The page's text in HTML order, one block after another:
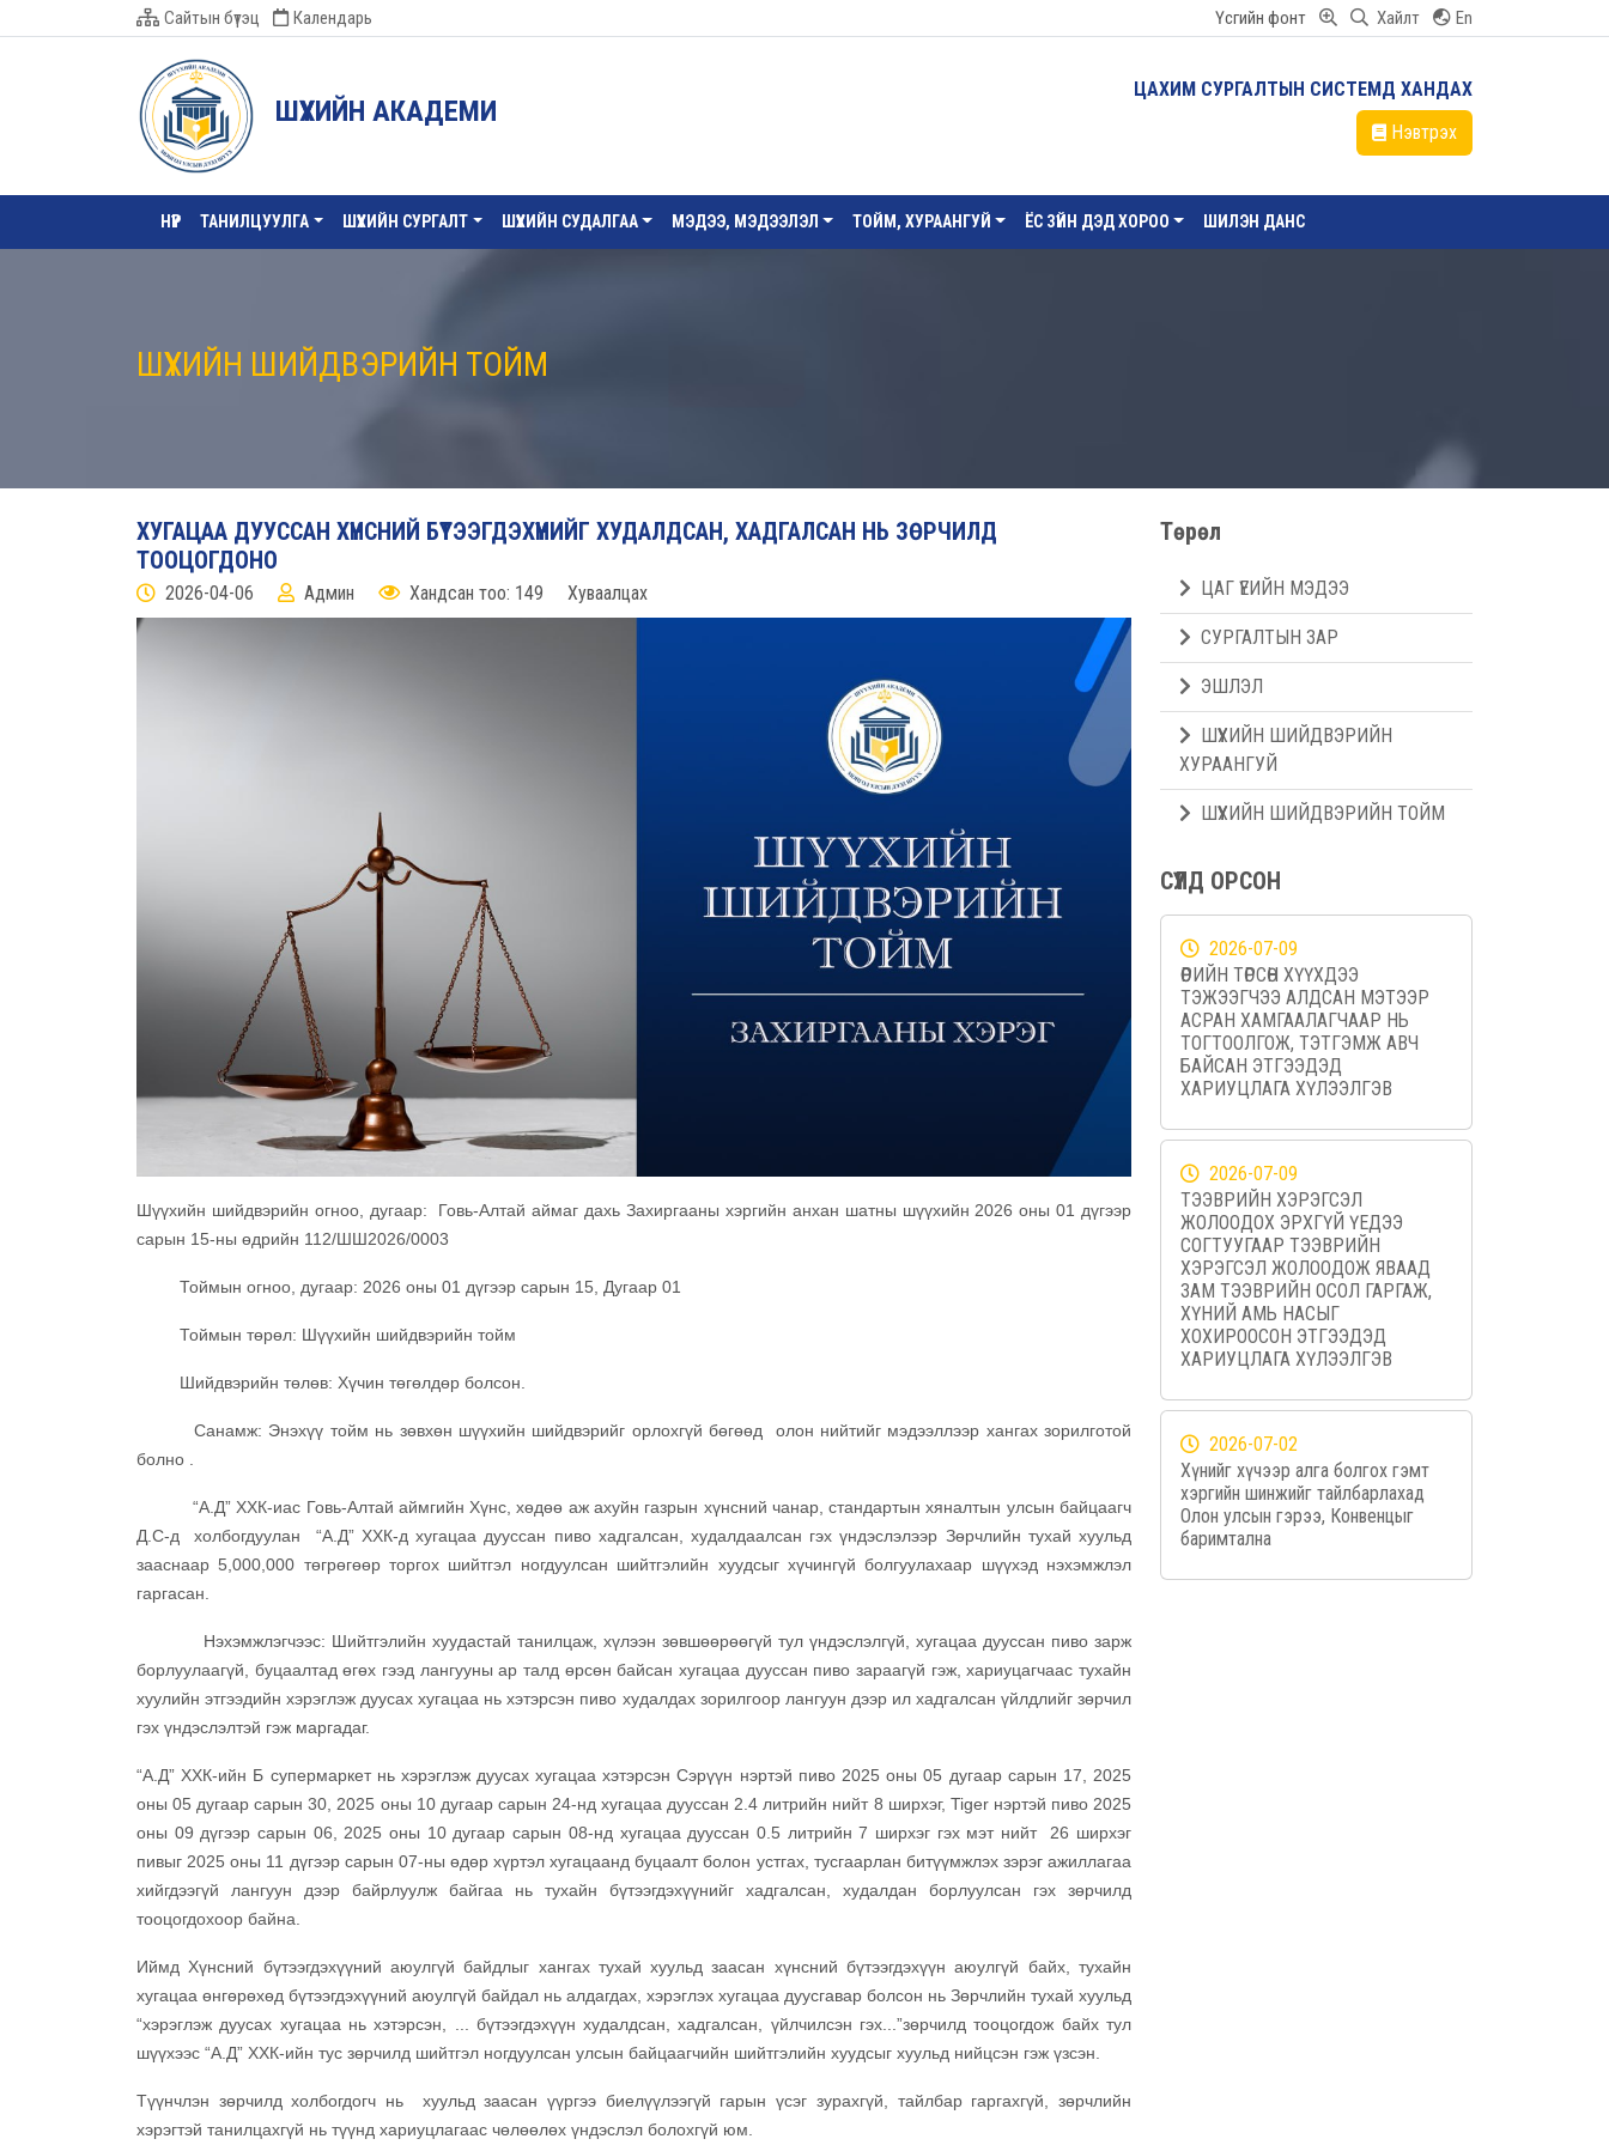
Сайтын бүтэц Календарь Үсгийн фонт Хайлт En
ШҮҮХИЙН АКАДЕМИ
ЦАХИМ СУРГАЛТЫН СИСТЕМД ХАНДАХ
Нэвтрэх
НҮҮР ТАНИЛЦУУЛГА ШҮҮХИЙН СУРГАЛТ ШҮҮХИЙН СУДАЛГАА МЭДЭЭ, МЭДЭЭЛЭЛ ТОЙМ, ХУРААНГУЙ ЁС ЗҮЙН ДЭД ХОРОО ШИЛЭН ДАНС
ШҮҮХИЙН ШИЙДВЭРИЙН ТОЙМ
ХУГАЦАА ДУУССАН ХҮНСНИЙ БҮТЭЭГДЭХҮҮНИЙГ ХУДАЛДСАН, ХАДГАЛСАН НЬ ЗӨРЧИЛД
ТООЦОГДОНО
2026-04-06 Админ Хандсан тоо: 149 Хуваалцах
Шүүхийн шийдвэрийн огноо, дугаар: Говь-Алтай аймаг дахь Захиргааны хэргийн анхан шатны шүүхийн 2026 оны 01 дүгээр
сарын 15-ны өдрийн 112/ШШ2026/0003
Тоймын огноо, дугаар: 2026 оны 01 дүгээр сарын 15, Дугаар 01
Тоймын төрөл: Шүүхийн шийдвэрийн тойм
Шийдвэрийн төлөв: Хүчин төгөлдөр болсон.
Санамж: Энэхүү тойм нь зөвхөн шүүхийн шийдвэрийг орлохгүй бөгөөд олон нийтийг мэдээллээр хангах зорилготой
болно .
“А.Д” ХХК-иас Говь-Алтай аймгийн Хүнс, хөдөө аж ахуйн газрын хүнсний чанар, стандартын хяналтын улсын байцаагч
Д.С-д холбогдуулан “А.Д” ХХК-д хугацаа дууссан пиво хадгалсан, худалдаалсан гэх үндэслэлээр Зөрчлийн тухай хуульд
зааснаар 5,000,000 төгрөгөөр торгох шийтгэл ногдуулсан шийтгэлийн хуудсыг хүчингүй болгуулахаар шүүхэд нэхэмжлэл
гаргасан.
Нэхэмжлэгчээс: Шийтгэлийн хуудастай танилцаж, хүлээн зөвшөөрөөгүй тул үндэслэлгүй, хугацаа дууссан пиво зарж
борлуулаагүй, буцаалтад өгөх гээд лангууны ар талд өрсөн байсан хугацаа дууссан пиво зараагүй гэж, хариуцагчаас тухайн
хуулийн этгээдийн хэрэглэж дуусах хугацаа нь хэтэрсэн пиво худалдах зорилгоор лангуун дээр ил хадгалсан үйлдлийг зөрчил
гэх үндэслэлтэй гэж маргадаг.
“А.Д” ХХК-ийн Б супермаркет нь хэрэглэж дуусах хугацаа хэтэрсэн Сэрүүн нэртэй пиво 2025 оны 05 дугаар сарын 17, 2025
оны 05 дугаар сарын 30, 2025 оны 10 дугаар сарын 24-нд хугацаа дууссан 2.4 литрийн нийт 8 ширхэг, Tiger нэртэй пиво 2025
оны 09 дүгээр сарын 06, 2025 оны 10 дугаар сарын 08-нд хугацаа дууссан 0.5 литрийн 7 ширхэг гэх мэт нийт 26 ширхэг
пивыг 2025 оны 11 дүгээр сарын 07-ны өдөр хүртэл хугацаанд буцаалт болон устгах, тусгаарлан битүүмжлэх зэрэг ажиллагаа
хийгдээгүй лангуун дээр байрлуулж байгаа нь тухайн бүтээгдэхүүнийг хадгалсан, худалдан борлуулсан гэх зөрчилд
тооцогдохоор байна.
Иймд Хүнсний бүтээгдэхүүний аюулгүй байдлыг хангах тухай хуульд заасан хүнсний бүтээгдэхүүн аюулгүй байх, тухайн
хугацаа өнгөрөхөд бүтээгдэхүүний аюулгүй байдал нь алдагдах, хэрэглэх хугацаа дуусгавар болсон нь Зөрчлийн тухай хуульд
“хэрэглэж дуусах хугацаа нь хэтэрсэн, ... бүтээгдэхүүн худалдсан, хадгалсан, үйлчилсэн гэх...”зөрчилд тооцогдож байх тул
шүүхээс “А.Д” ХХК-ийн тус зөрчилд шийтгэл ногдуулсан улсын байцаагчийн шийтгэлийн хуудсыг хуульд нийцсэн гэж үзсэн.
Түүнчлэн зөрчилд холбогдогч нь хуульд заасан үүргээ биелүүлээгүй гарын үсэг зурахгүй, тайлбар гаргахгүй, зөрчлийн
хэрэгтэй танилцахгүй нь түүнд хариуцлагаас чөлөөлөх үндэслэл болохгүй юм.
Төрөл
ЦАГ ҮЕИЙН МЭДЭЭ
СУРГАЛТЫН ЗАР
ЭШЛЭЛ
ШҮҮХИЙН ШИЙДВЭРИЙН
ХУРААНГУЙ
ШҮҮХИЙН ШИЙДВЭРИЙН ТОЙМ
СҮҮЛД ОРСОН
2026-07-09
ӨӨРИЙН ТӨРСӨН ХҮҮХДЭЭ
ТЭЖЭЭГЧЭЭ АЛДСАН МЭТЭЭР
АСРАН ХАМГААЛАГЧААР НЬ
ТОГТООЛГОЖ, ТЭТГЭМЖ АВЧ
БАЙСАН ЭТГЭЭДЭД
ХАРИУЦЛАГА ХҮЛЭЭЛГЭВ
2026-07-09
ТЭЭВРИЙН ХЭРЭГСЭЛ
ЖОЛООДОХ ЭРХГҮЙ ҮЕДЭЭ
СОГТУУГААР ТЭЭВРИЙН
ХЭРЭГСЭЛ ЖОЛООДОЖ ЯВААД
ЗАМ ТЭЭВРИЙН ОСОЛ ГАРГАЖ,
ХҮНИЙ АМЬ НАСЫГ
ХОХИРООСОН ЭТГЭЭДЭД
ХАРИУЦЛАГА ХҮЛЭЭЛГЭВ
2026-07-02
Хүнийг хүчээр алга болгох гэмт
хэргийн шинжийг тайлбарлахад
Олон улсын гэрээ, Конвенцыг
баримтална